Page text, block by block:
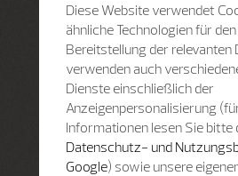
Diese Website verwendet
ähnliche Technologien für
Bereitstellung der relevanten
verwenden auch
Dienste einschließlich der
Anzeigenpersonalisierung
Informationen lesen Sie bitte
Datenschutz- und
Google) sowie unsere